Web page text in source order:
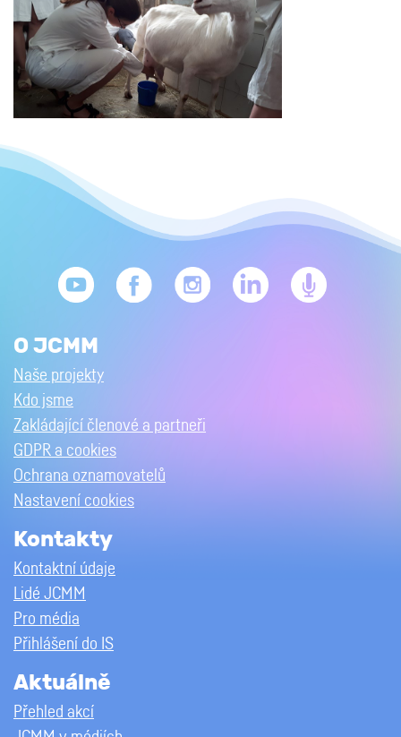
O JCMM
Naše projekty
Kdo jsme
Zakládající členové a partneři
GDPR a cookies
Ochrana oznamovatelů
Nastavení cookies
Kontakty
Kontaktní údaje
Lidé JCMM
Pro média
Přihlášení do IS
Aktuálně
Přehled akcí